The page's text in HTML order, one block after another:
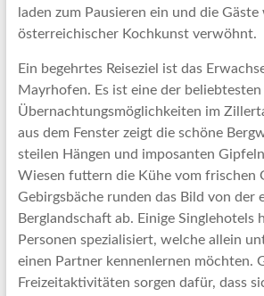
laden zum Pausieren ein und die
österreichischer Kochkunst verwöhnt.
Ein begehrtes Reiseziel ist das
Mayrhofen. Es ist eine der beliebtesten
Übernachtungsmöglichkeiten im
aus dem Fenster zeigt die schöne
steilen Hängen und imposanten
Wiesen futtern die Kühe vom frischen
Gebirgsbäche runden das Bild von der
Berglandschaft ab. Einige Singlehotels
Personen spezialisiert, welche allein
einen Partner kennenlernen möchten.
Freizeitaktivitäten sorgen dafür, dass